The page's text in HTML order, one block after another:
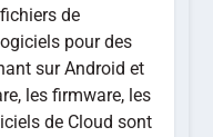
de
pour des
sur Android et
les firmware, les
de Cloud sont